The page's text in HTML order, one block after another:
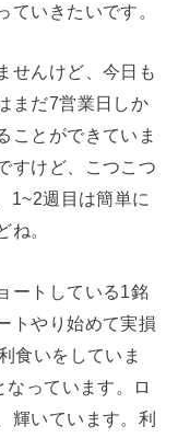
いきたいです。
せんけど、今日も
まだ7営業日しか
ことができていま
すけど、こつこつ
1~2週目は簡単に
ね。
ートしている1銘
トやり始めて実損
食いをしていま
っています。ロ
輝いています。利